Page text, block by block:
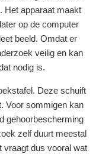
Het apparaat maakt
op de computer
beeld. Omdat er
veilig en kan
nodig is.
Deze schuift
Voor sommigen kan
gehoorbescherming
zelf duurt meestal
vraagt dus vooral wat